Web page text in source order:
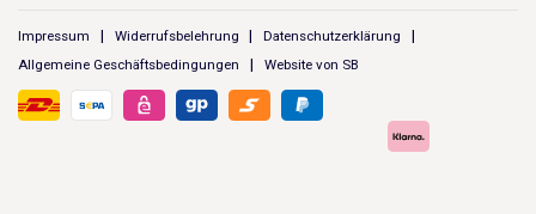
Impressum Widerrufsbelehrung
Datenschutzerklärung
Allgemeine Geschäftsbedingungen
Website von SB